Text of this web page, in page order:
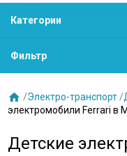
Категории
Фильтр
 /Электро-транспорт /
электромобили Ferrari в
Детские